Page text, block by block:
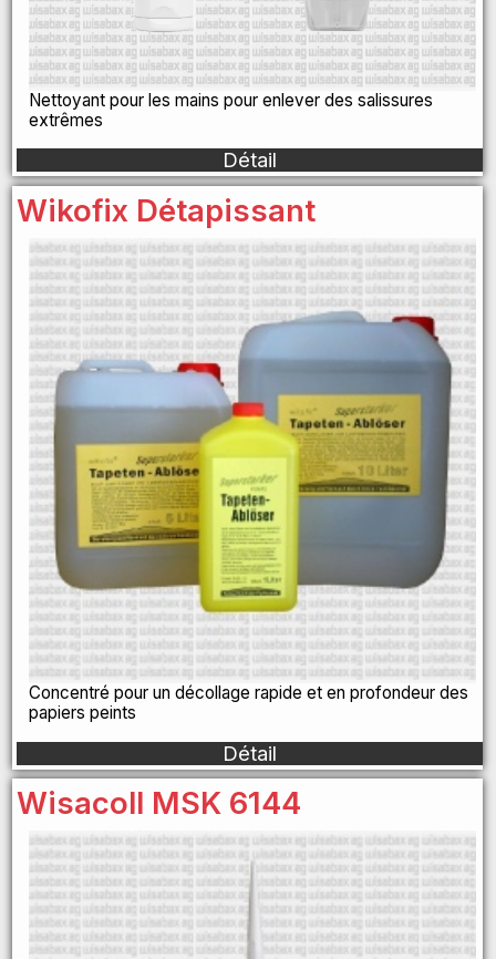
Nettoyant pour les mains pour enlever des salissures
extrêmes
Détail
Wikofix Détapissant
Concentré pour un décollage rapide et en profondeur des
papiers peints
Détail
Wisacoll MSK 6144